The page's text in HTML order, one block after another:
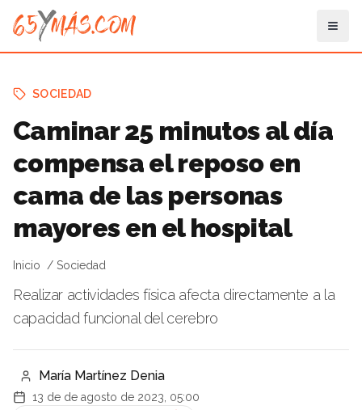
SOCIEDAD
Caminar 25 minutos al día
compensa el reposo en
cama de las personas
mayores en el hospital
Inicio Sociedad
Realizar actividades física afecta directamente a la
capacidad funcional del cerebro
María Martínez Denia
13 de de agosto de 2023, 05:00